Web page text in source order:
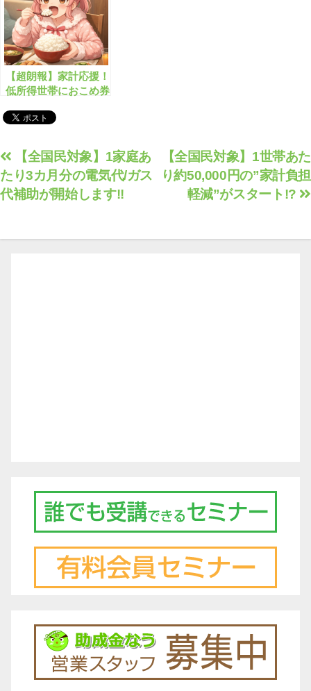
【超朗報】家計応援！
低所得世帯におこめ券
投
稿
ナ
ゲ
【全国民対象】1世帯あた
り約50,000円の”家計負担
軽減”がスタート!?
【全国民対象】1家庭あ
たり3カ月分の電気代/ガス
代補助が開始します!!